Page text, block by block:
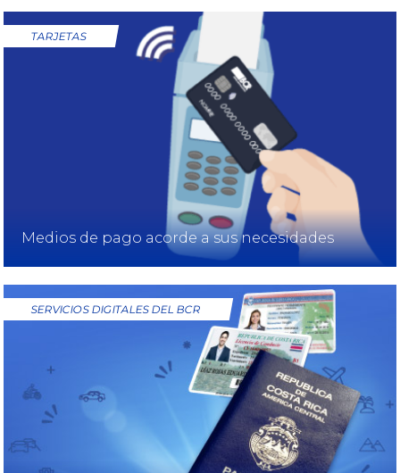
TARJETAS
Medios de pago acorde a sus necesidades
SERVICIOS DIGITALES DEL BCR